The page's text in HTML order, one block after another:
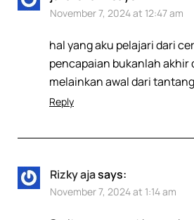
November 7, 2024 at 12:47 am
hal yang aku pelajari dari
pencapaian bukanlah akhir
melainkan awal dari
Reply
Rizky ajasays:
November 7, 2024 at 1:14 am